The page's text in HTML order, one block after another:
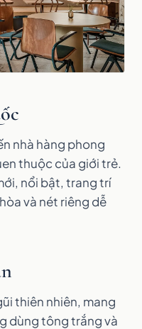
nhà hàng phong
thuộc của giới trẻ.
nổi bật, trang trí
và nét riêng dễ
thiên nhiên, mang
dùng tông trắng và